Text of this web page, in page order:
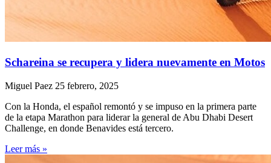
Schareina se recupera y lidera nuevamente en Motos
Miguel Paez 25 febrero, 2025
Con la Honda, el español remontó y se impuso en la primera parte
de la etapa Marathon para liderar la general de Abu Dhabi Desert
Challenge, en donde Benavides está tercero.
Leer más »